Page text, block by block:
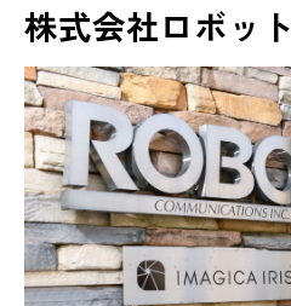
株式会社ロボット